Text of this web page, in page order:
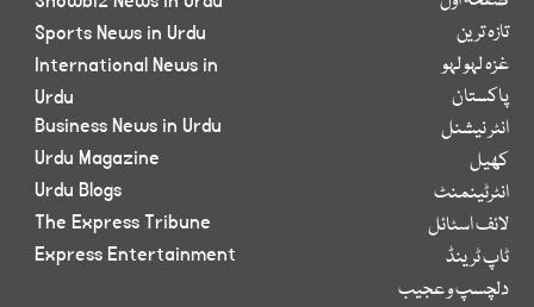
تازہ ترین
غزہ لہو لہو
پاکستان
انٹر نیشنل
کھیل
انٹرٹینمنٹ
لائف اسٹائل
ٹاپ ٹرینڈ
دلچسپ و عجیب
Sports News in Urdu
International News in
Urdu
Business News in Urdu
Urdu Magazine
Urdu Blogs
The Express Tribune
Express Entertainment